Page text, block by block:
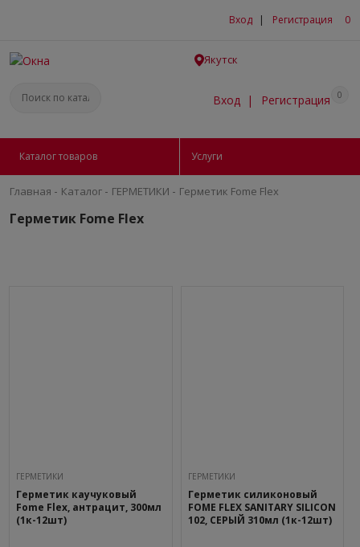
Вход | Регистрация 0
Якутск
Вход | Регистрация 0
Каталог товаров Услуги
Главная - Каталог - ГEPМЕТИКИ - Герметик Fome Flex
Герметик Fome Flex
ГEPМЕТИКИ
Герметик каучуковый
Fome Flex, антрацит, 300мл
(1к-12шт)
ГEPМЕТИКИ
Герметик силиконовый
FOME FLEX SANITARY SILICON
102, СЕРЫЙ 310мл (1к-12шт)